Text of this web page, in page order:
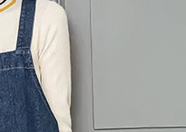
可完成結帳。
訊。
訊中的連結，可透過四大超商／
視為交易完成。
，但若您需要取消訂單，請聯絡
仍視為有效，需透過AFTEE先享
結帳頁面顯示為準，若有關於
費
運費
費